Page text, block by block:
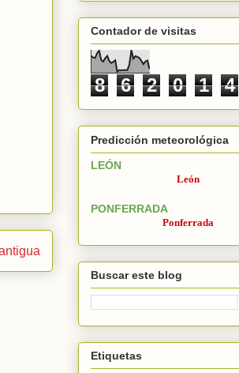
Contador de visitas
8 6 2 0 1 4
Predicción meteorológica
LEÓN
León
PONFERRADA
Ponferrada
Buscar este blog
Etiquetas